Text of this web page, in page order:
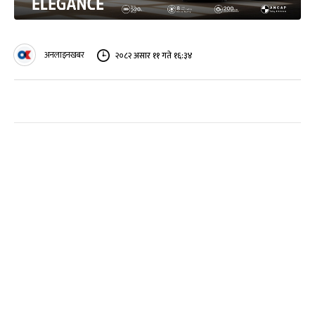
अनलाइनखबर २०८२ असार ११ गते १६:३४